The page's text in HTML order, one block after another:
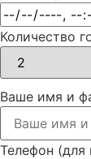
Количество
Ваше имя и
Телефон (для